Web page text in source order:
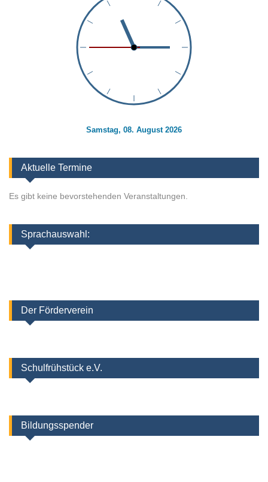
Samstag, 08. August 2026
Aktuelle Termine
Es gibt keine bevorstehenden Veranstaltungen.
Sprachauswahl:
Der Förderverein
Schulfrühstück e.V.
Bildungsspender